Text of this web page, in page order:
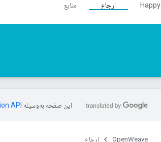
Happy ارجاع
منابع
این صفحه به‌وسیله
OpenWeave ارجاع